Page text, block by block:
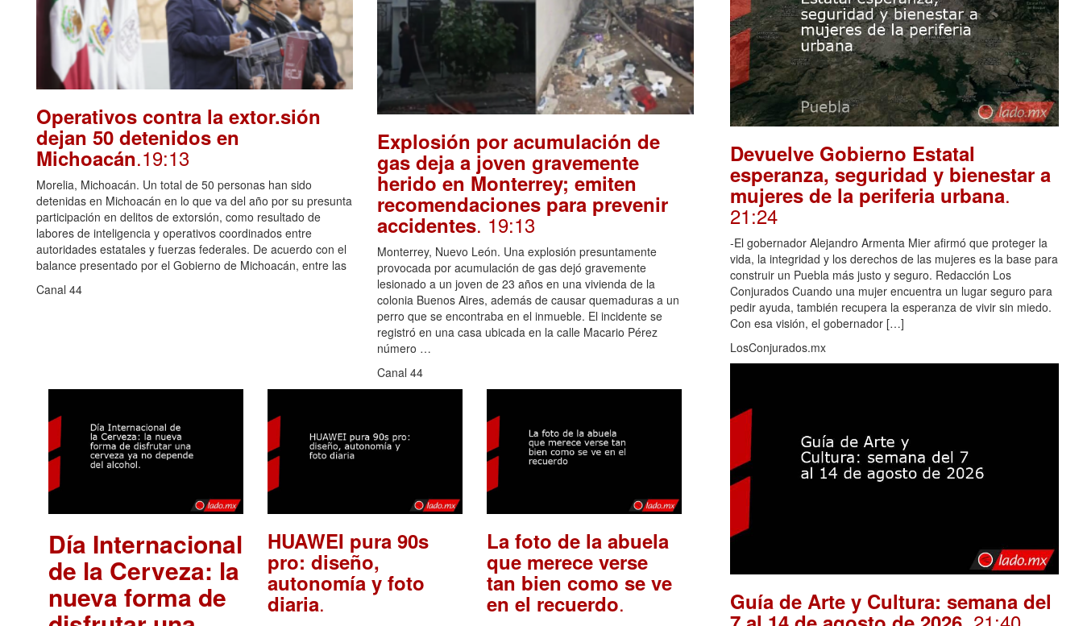
Operativos contra la extor.sión
dejan 50 detenidos en
Michoacán.19:13
Morelia, Michoacán. Un total de 50 personas han sido
detenidas en Michoacán en lo que va del año por su presunta
participación en delitos de extorsión, como resultado de
labores de inteligencia y operativos coordinados entre
autoridades estatales y fuerzas federales. De acuerdo con el
balance presentado por el Gobierno de Michoacán, entre las
Canal 44
Explosión por acumulación de
gas deja a joven gravemente
herido en Monterrey; emiten
recomendaciones para prevenir
accidentes. 19:13
Monterrey, Nuevo León. Una explosión presuntamente
provocada por acumulación de gas dejó gravemente
lesionado a un joven de 23 años en una vivienda de la
colonia Buenos Aires, además de causar quemaduras a un
perro que se encontraba en el inmueble. El incidente se
registró en una casa ubicada en la calle Macario Pérez
número …
Canal 44
Día Internacional
de la Cerveza: la
nueva forma de
HUAWEI pura 90s
pro: diseño,
autonomía y foto
diaria.
La foto de la abuela
que merece verse
tan bien como se ve
en el recuerdo.
Devuelve Gobierno Estatal
esperanza, seguridad y bienestar a
mujeres de la periferia urbana.
21:24
-El gobernador Alejandro Armenta Mier afirmó que proteger la
vida, la integridad y los derechos de las mujeres es la base para
construir un Puebla más justo y seguro. Redacción Los
Conjurados Cuando una mujer encuentra un lugar seguro para
pedir ayuda, también recupera la esperanza de vivir sin miedo.
Con esa visión, el gobernador […]
LosConjurados.mx
Guía de Arte y Cultura: semana del